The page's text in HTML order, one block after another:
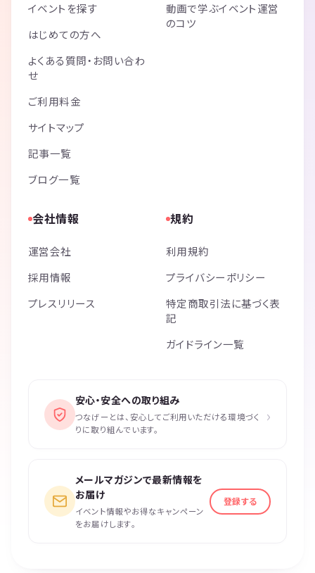
イベントを探す
はじめての方へ
よくある質問・お問い合わ
せ
ご利用料金
サイトマップ
記事一覧
ブログ一覧
動画で学ぶイベント運営
のコツ
会社情報
運営会社
採用情報
プレスリリース
規約
利用規約
プライバシーポリシー
特定商取引法に基づく表
記
ガイドライン一覧
安心・安全への取り組み
つなげーとは、安心してご利用いただける環境づく
りに取り組んでいます。
›
メールマガジンで最新情報を
お届け
イベント情報やお得なキャンペーン
をお届けします。
登録する